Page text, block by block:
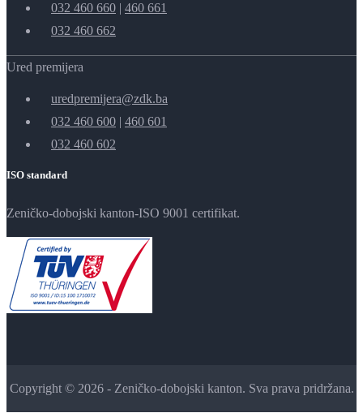
032 460 660 | 460 661
032 460 662
Ured premijera
uredpremijera@zdk.ba
032 460 600 | 460 601
032 460 602
ISO standard
Zeničko-dobojski kanton-ISO 9001 certifikat.
Copyright © 2026 - Zeničko-dobojski kanton. Sva prava pridržana.